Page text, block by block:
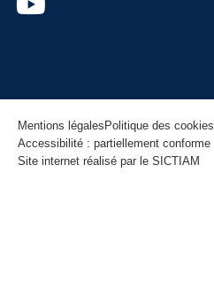
Mentions légales Politique des cookies
Accessibilité : partiellement conforme
Site internet réalisé par le SICTIAM